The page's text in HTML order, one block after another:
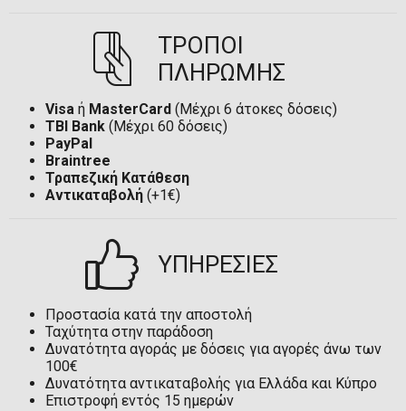
ΤΡΟΠΟΙ
ΠΛΗΡΩΜΗΣ
Visa ή MasterCard (Μέχρι 6 άτοκες δόσεις)
TBI Bank (Μέχρι 60 δόσεις)
PayPal
Braintree
Τραπεζική Κατάθεση
Αντικαταβολή (+1€)
ΥΠΗΡΕΣΙΕΣ
Προστασία κατά την αποστολή
Ταχύτητα στην παράδοση
Δυνατότητα αγοράς με δόσεις για αγορές άνω των
100€
Δυνατότητα αντικαταβολής για Ελλάδα και Κύπρο
Επιστροφή εντός 15 ημερών